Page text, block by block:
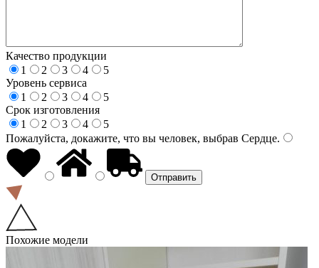
Качество продукции
1
2 3 4
5
Уровень сервиса
1
2 3 4
5
Срок изготовления
1
2 3 4
5
Пожалуйста, докажите, что вы человек, выбрав Сердце.
Похожие модели